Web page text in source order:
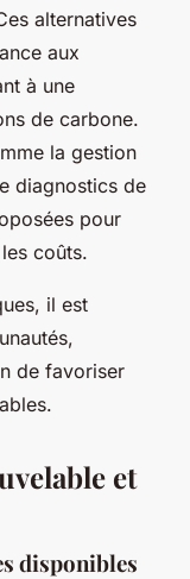
alternatives
aux
à une
de carbone.
la gestion
diagnostics de
pour
coûts.
il est
de favoriser
et
disponibles